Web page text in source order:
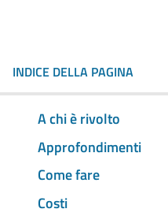
INDICE DELLA PAGINA
A chi è rivolto
Approfondimenti
Come fare
Costi